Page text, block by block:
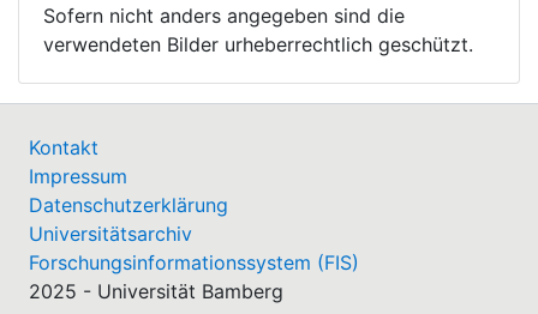
Sofern nicht anders angegeben sind die
verwendeten Bilder urheberrechtlich geschützt.
Kontakt
Impressum
Datenschutzerklärung
Universitätsarchiv
Forschungsinformationssystem (FIS)
2025 - Universität Bamberg